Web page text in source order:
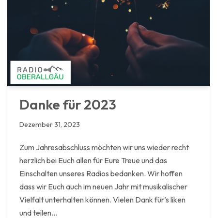
Danke für 2023
Dezember 31, 2023
Zum Jahresabschluss möchten wir uns wieder recht
herzlich bei Euch allen für Eure Treue und das
Einschalten unseres Radios bedanken. Wir hoffen
dass wir Euch auch im neuen Jahr mit musikalischer
Vielfalt unterhalten können. Vielen Dank für’s liken
und teilen…